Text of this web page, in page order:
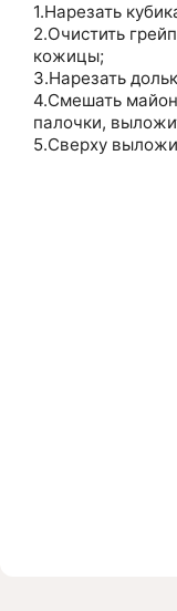
1.Нарезать
2.Очистить
кожицы;
3.Нарезать
4.Смешать
палочки,
5.Сверху